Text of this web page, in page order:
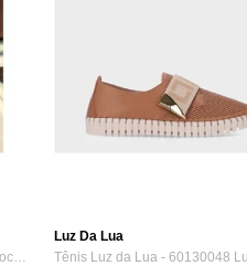
Bota em Couro Slouchy Tabata Stock Sanda...
Luz Da Lua